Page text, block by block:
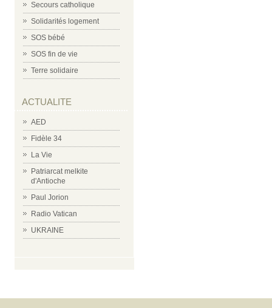
Secours catholique
Solidarités logement
SOS bébé
SOS fin de vie
Terre solidaire
ACTUALITE
AED
Fidèle 34
La Vie
Patriarcat melkite
d'Antioche
Paul Jorion
Radio Vatican
UKRAINE